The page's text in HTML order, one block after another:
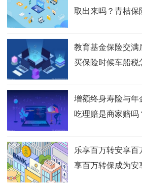
取出来吗？青桔保
教育基金保险交满
买保险时候车船税
增额终身寿险与年
吃理赔是商家赔吗
乐享百万转安享
享百万转保成为安